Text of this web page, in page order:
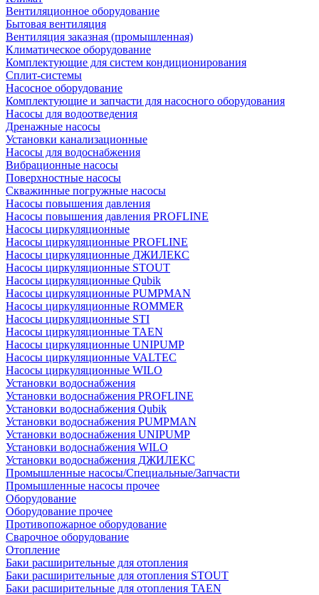
Вентиляционное оборудование
Бытовая вентиляция
Вентиляция заказная (промышленная)
Климатическое оборудование
Комплектующие для систем кондиционирования
Сплит-системы
Насосное оборудование
Комплектующие и запчасти для насосного оборудования
Насосы для водоотведения
Дренажные насосы
Установки канализационные
Насосы для водоснабжения
Вибрационные насосы
Поверхностные насосы
Скважинные погружные насосы
Насосы повышения давления
Насосы повышения давления PROFLINE
Насосы циркуляционные
Насосы циркуляционные PROFLINE
Насосы циркуляционные ДЖИЛЕКС
Насосы циркуляционные STOUT
Насосы циркуляционные Qubik
Насосы циркуляционные PUMPMAN
Насосы циркуляционные ROMMER
Насосы циркуляционные STI
Насосы циркуляционные TAEN
Насосы циркуляционные UNIPUMP
Насосы циркуляционные VALTEC
Насосы циркуляционные WILO
Установки водоснабжения
Установки водоснабжения PROFLINE
Установки водоснабжения Qubik
Установки водоснабжения PUMPMAN
Установки водоснабжения UNIPUMP
Установки водоснабжения WILO
Установки водоснабжения ДЖИЛЕКС
Промышленные насосы/Специальные/Запчасти
Промышленные насосы прочее
Оборудование
Оборудование прочее
Противопожарное оборудование
Сварочное оборудование
Отопление
Баки расширительные для отопления
Баки расширительные для отопления STOUT
Баки расширительные для отопления TAEN